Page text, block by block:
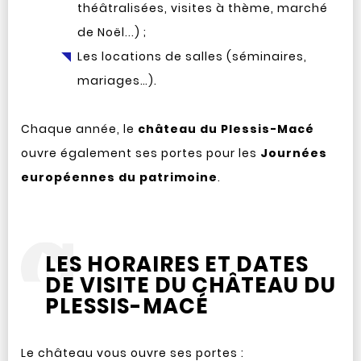
théâtralisées, visites à thème, marché
de Noël...) ;
Les locations de salles (séminaires,
mariages…).
Chaque année, le château du Plessis-Macé
ouvre également ses portes pour les Journées
européennes du patrimoine.
LES HORAIRES ET DATES
DE VISITE DU CHÂTEAU DU
PLESSIS-MACÉ
Le château vous ouvre ses portes :